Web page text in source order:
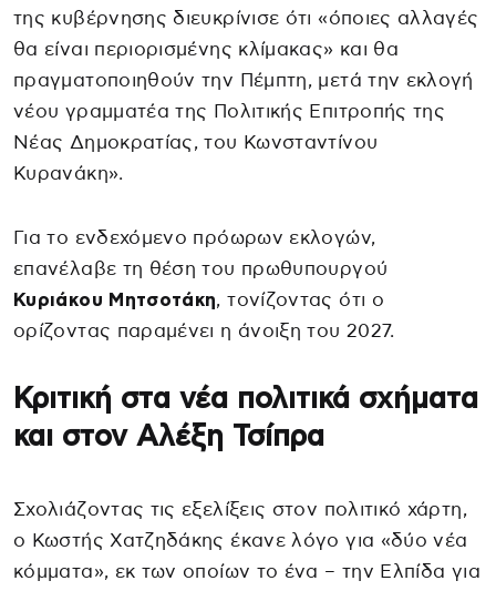
της κυβέρνησης διευκρίνισε ότι «όποιες αλλαγές
θα είναι περιορισμένης κλίμακας» και θα
πραγματοποιηθούν την Πέμπτη, μετά την εκλογή
νέου γραμματέα της Πολιτικής Επιτροπής της
Νέας Δημοκρατίας, του Κωνσταντίνου
Κυρανάκη».
Για το ενδεχόμενο πρόωρων εκλογών,
επανέλαβε τη θέση του πρωθυπουργού
Κυριάκου Μητσοτάκη, τονίζοντας ότι ο
ορίζοντας παραμένει η άνοιξη του 2027.
Κριτική στα νέα πολιτικά σχήματα
και στον Αλέξη Τσίπρα
Σχολιάζοντας τις εξελίξεις στον πολιτικό χάρτη,
ο Κωστής Χατζηδάκης έκανε λόγο για «δύο νέα
κόμματα», εκ των οποίων το ένα – την Ελπίδα για